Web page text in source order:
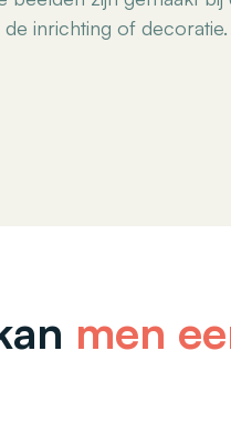
inrichting of decoratie.
men